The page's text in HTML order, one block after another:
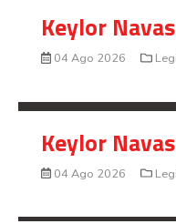
Keylor
04 Ago 2026
Keylor
04 Ago 2026